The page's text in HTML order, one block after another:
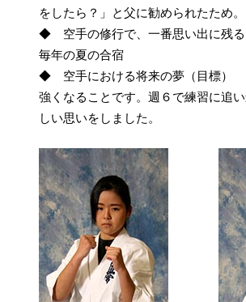
をしたら？」と父に勧められたため。
◆ 空手の修行で、一番思い出に残
毎年の夏の合宿
◆ 空手における将来の夢（目標）
強くなることです。週６で練習に追
しい思いをしました。